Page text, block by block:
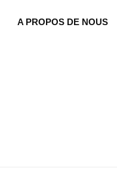
A PROPOS DE NOUS